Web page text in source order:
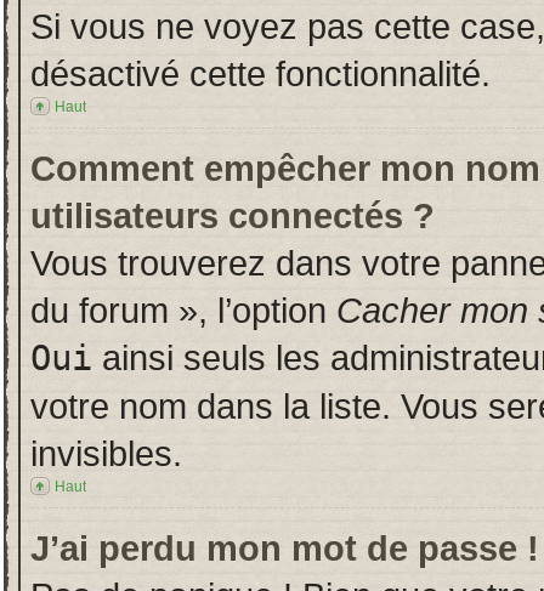
Si vous ne voyez pas cette
désactivé cette fonctionnalité.
Haut
Comment empêcher mon
utilisateurs connectés ?
Vous trouverez dans votre
du forum », l’option Cacher mon
Oui ainsi seuls les
votre nom dans la liste. Vous
invisibles.
Haut
J’ai perdu mon mot de passe !